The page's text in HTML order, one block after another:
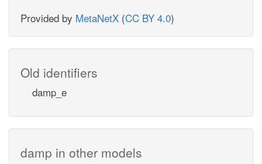
Provided by MetaNetX (CC BY 4.0)
Old identifiers
damp_e
damp in other models